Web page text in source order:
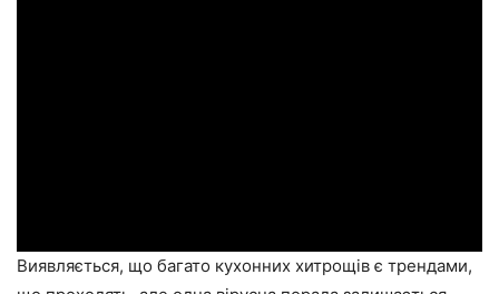
Виявляється, що багато кухонних хитрощів є трендами,